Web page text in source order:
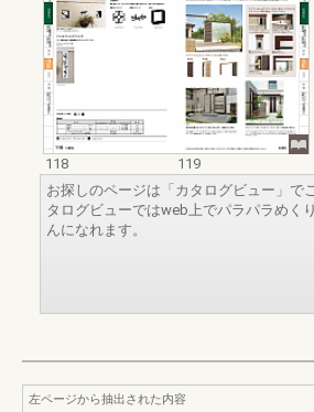
118
119
お探しのページは「カタログビュー」で
タログビューではweb上でパラパラめく
んになれます。
左ページから抽出された内容